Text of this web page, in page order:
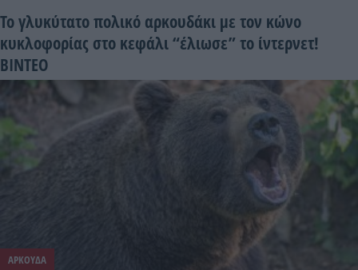
Το γλυκύτατο πολικό αρκουδάκι με τον κώνο
κυκλοφορίας στο κεφάλι “έλιωσε” το ίντερνετ!
ΒΙΝΤΕΟ
ΑΡΚΟΥΔΑ